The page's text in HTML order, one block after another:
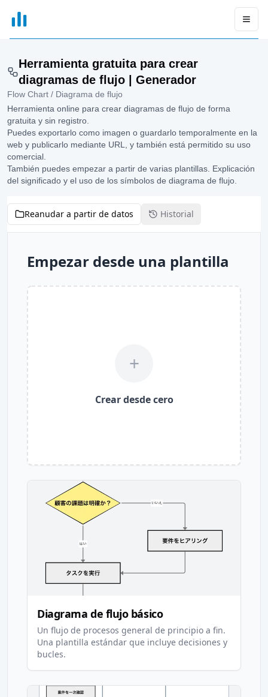
xGrapher
Herramienta gratuita para crear
diagramas de flujo | Generador
Flow Chart / Diagrama de flujo
Herramienta online para crear diagramas de flujo de forma
gratuita y sin registro.
Puedes exportarlo como imagen o guardarlo temporalmente en la
web y publicarlo mediante URL, y también está permitido su uso
comercial.
También puedes empezar a partir de varias plantillas. Explicación
del significado y el uso de los símbolos de diagrama de flujo.
Reanudar a partir de datos Historial
Empezar desde una plantilla
+
Crear desde cero
Diagrama de flujo básico
Un flujo de procesos general de principio a fin.
Una plantilla estándar que incluye decisiones y
bucles.